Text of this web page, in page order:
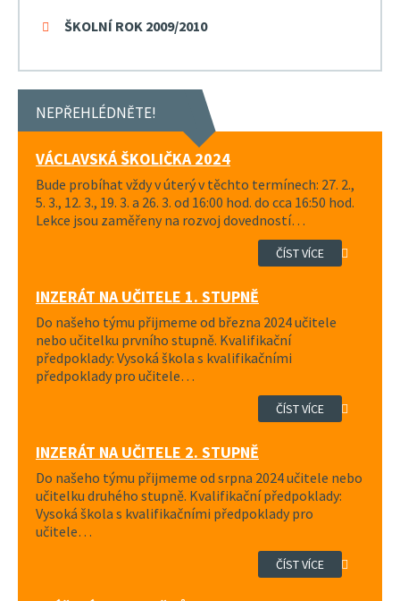
ŠKOLNÍ ROK 2009/2010
NEPŘEHLÉDNĚTE!
VÁCLAVSKÁ ŠKOLIČKA 2024
Bude probíhat vždy v úterý v těchto termínech: 27. 2.,
5. 3., 12. 3., 19. 3. a 26. 3. od 16:00 hod. do cca 16:50 hod.
Lekce jsou zaměřeny na rozvoj dovedností…
ČÍST VÍCE
INZERÁT NA UČITELE 1. STUPNĚ
Do našeho týmu přijmeme od března 2024 učitele
nebo učitelku prvního stupně. Kvalifikační
předpoklady: Vysoká škola s kvalifikačními
předpoklady pro učitele…
ČÍST VÍCE
INZERÁT NA UČITELE 2. STUPNĚ
Do našeho týmu přijmeme od srpna 2024 učitele nebo
učitelku druhého stupně. Kvalifikační předpoklady:
Vysoká škola s kvalifikačními předpoklady pro
učitele…
ČÍST VÍCE